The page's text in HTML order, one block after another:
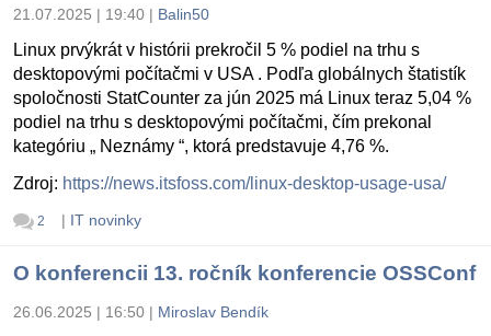
21.07.2025 | 19:40 | Balin50
Linux prvýkrát v histórii prekročil 5 % podiel na trhu s
desktopovými počítačmi v USA . Podľa globálnych štatistík
spoločnosti StatCounter za jún 2025 má Linux teraz 5,04 %
podiel na trhu s desktopovými počítačmi, čím prekonal
kategóriu „ Neznámy “, ktorá predstavuje 4,76 %.
Zdroj: https://news.itsfoss.com/linux-desktop-usage-usa/
2 | IT novinky
O konferencii 13. ročník konferencie OSSConf
26.06.2025 | 16:50 | Miroslav Bendík